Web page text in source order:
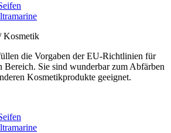
Kosmetik
die Vorgaben der EU-Richtlinien für
Bereich. Sie sind wunderbar zum Abfärben
Kosmetikprodukte geeignet.